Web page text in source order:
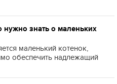
нужно знать о маленьких
маленький котенок,
обеспечить надлежащий